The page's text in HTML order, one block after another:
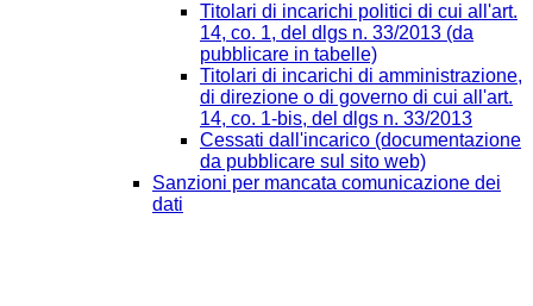
Titolari di incarichi politici di cui all'art.
14, co. 1, del dlgs n. 33/2013 (da
pubblicare in tabelle)
Titolari di incarichi di amministrazione,
di direzione o di governo di cui all'art.
14, co. 1-bis, del dlgs n. 33/2013
Cessati dall'incarico (documentazione
da pubblicare sul sito web)
Sanzioni per mancata comunicazione dei
dati